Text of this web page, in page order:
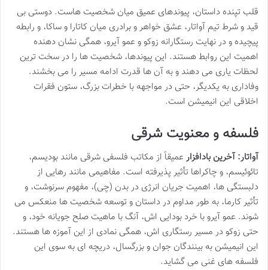
قلب تپنده داستان، پیوندهای عمیق میان شخصیت هاست. دوستی بی
قید و شرط تیم آواتار، عشق خواهر و برادری میان کاتارا و ساکا، و رابطه
پیچیده و در نهایت رستگارانه زوکو و عمو آیرو، همگی نشان دهنده
اهمیت این روابط هستند. این پیوندها، شخصیت ها را در سخت ترین
لحظات یاری می دهند و به آن ها قدرت ادامه مسیر را می بخشند.
وفاداری به یکدیگر، حتی در مواجهه با خطرات بزرگ، ستون فقرات
اخلاقی این انیمیشن است.
فلسفه و معنویت شرقی
آواتار: آخرین بادافزار عمیقاً از مکاتب فلسفی شرقی مانند بودیسم،
تائوئیسم، و چاکراها تأثیر پذیرفته است. مفاهیمی مانند رهایی از
دلبستگی ها، اهمیت جریان انرژی در بدن (چی)، مفهوم سرنوشت، و
تأثیر کارما، به طور مداوم در داستان و توسعه شخصیت ها منعکس می
شوند. عمو آیرو با خرد بودایی اش، آنگ با ماهیت صلح جویانه خود، و
حتی زوکو در مسیر رستگاری اش، همگی نمادی از این آموزه ها هستند.
این انیمیشن به بینندگان جوان و بزرگسال، دریچه ای به سوی این
فلسفه های غنی می گشاید.